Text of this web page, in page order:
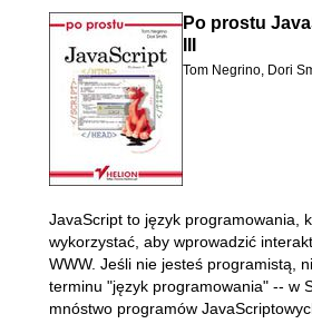
Po prostu
Tom Negrino, Dori
JavaScript to język programowania,
wykorzystać, aby wprowadzić
WWW. Jeśli nie jesteś programistą,
terminu "język programowania" -- w
mnóstwo programów